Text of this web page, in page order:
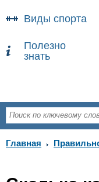
Виды спорта
Полезно
знать
Главная